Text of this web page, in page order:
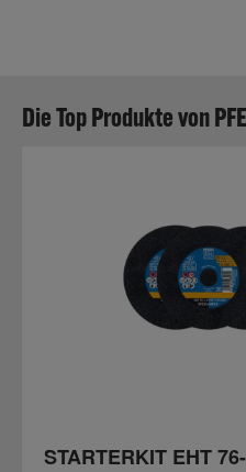
Die Top Produkte von
STARTERKIT EHT